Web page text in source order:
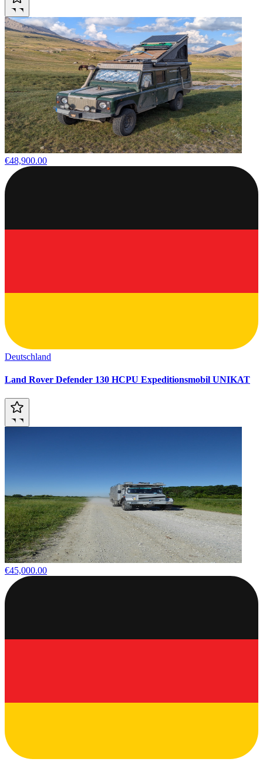
€48,900.00
Deutschland
Land Rover Defender 130 HCPU Expeditionsmobil UNIKAT
€45,000.00